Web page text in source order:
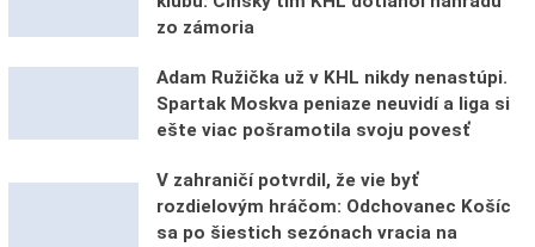
zo zámoria
Adam Ružička už v KHL nikdy nenastúpi.
Spartak Moskva peniaze neuvidí a liga si
ešte viac pošramotila svoju povesť
V zahraničí potvrdil, že vie byť
rozdielovým hráčom: Odchovanec Košíc
sa po šiestich sezónach vracia na